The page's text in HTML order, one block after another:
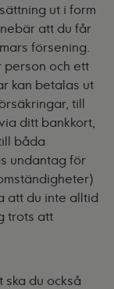
ut i form
att du får
försening.
person och ett
kan betalas ut
till
ditt bankkort,
båda
undantag för
att du inte alltid
trots att
ska du också